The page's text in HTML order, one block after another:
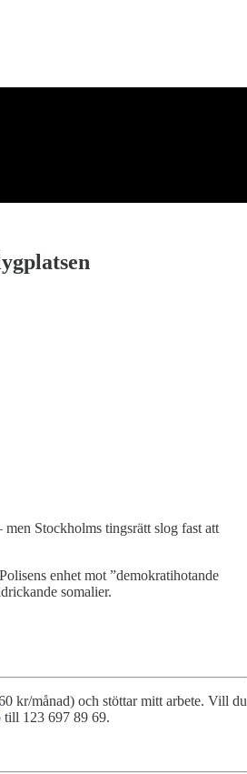
Stockholms tingsrätt slog fast att
enhet mot ”demokratihotande
somalier.
kr/månad) och stöttar mitt arbete. Vill du
till 123 697 89 69.